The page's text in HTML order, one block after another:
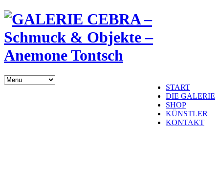
START
DIE GALERIE
SHOP
KÜNSTLER
KONTAKT